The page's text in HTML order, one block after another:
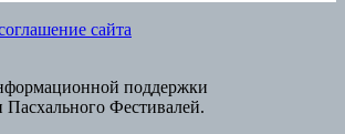
сайта
поддержки
Пасхального Фестивалей.